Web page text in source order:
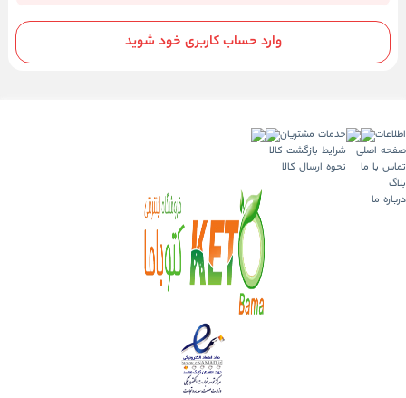
وارد حساب کاربری خود شوید
اطلاعات
صفحه اصلی
تماس با ما
بلاگ
درباره ما
خدمات مشتریان
شرایط بازگشت کالا
نحوه ارسال کالا